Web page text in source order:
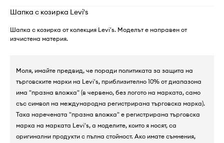
Шапка с козирка Levi's
Шапка с козирка от колекция Levi's. Моделът е направен от
изчистена материя.
Моля, имайте предвид, че поради политиката за защита на
търговските марки на Levi's, приблизително 10% от диапазона
има "празна вложка" (в червено, без логото на марката, само
със символ на международна регистрирана търговска марка).
Така наречената "празна вложка" е регистрирана търговска
марка на марката Levi's, а моделите, които я носят, са
оригинални продукти с пълна стойност. Ако имате съмнения,